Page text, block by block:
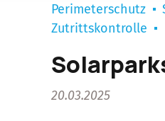
Perimeterschutz
Zutrittskontrolle
20.03.2025